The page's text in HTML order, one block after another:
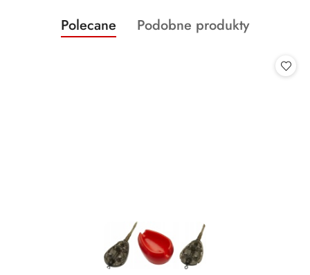
Pomiń karuzelę produktów
Produkty
o
Polecane
Produkty
Podobne produkty